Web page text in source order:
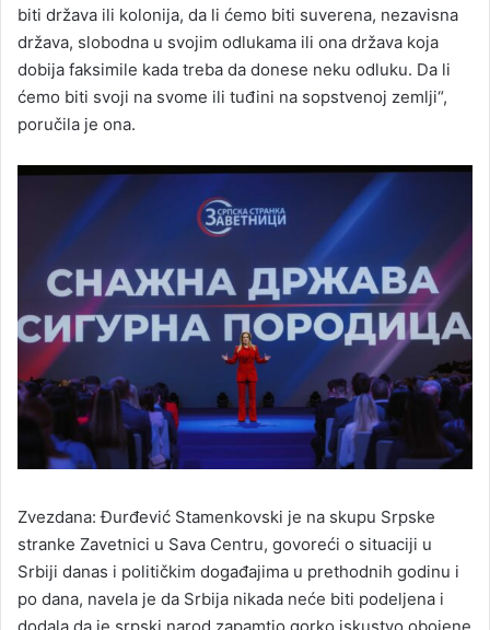
biti država ili kolonija, da li ćemo biti suverena, nezavisna
država, slobodna u svojim odlukama ili ona država koja
dobija faksimile kada treba da donese neku odluku. Da li
ćemo biti svoji na svome ili tuđini na sopstvenoj zemlji“,
poručila je ona.
Zvezdana: Đurđević Stamenkovski je na skupu Srpske
stranke Zavetnici u Sava Centru, govoreći o situaciji u
Srbiji danas i političkim događajima u prethodnih godinu i
po dana, navela je da Srbija nikada neće biti podeljena i
dodala da je srpski narod zapamtio gorko iskustvo obojene